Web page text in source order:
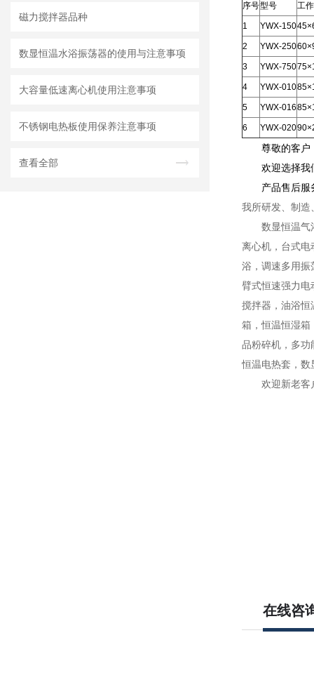
磁力搅拌器品种
数显恒温水浴振荡器的使用与注意事项
大容量低速离心机使用注意事项
不锈钢电热板使用保养注意事项
查看全部
序号型号 工
1 YWX-150
2 YWX-250
3 YWX-750
4 YWX-010
5 YWX-016
6 YWX-020
尊敬的客户
欢迎选择我
产品售后服
我所研发、制造
数显恒温气
离心机，台式电
浴，调速多用振
臂式恒速强力电
搅拌器，油浴恒
箱，恒温恒湿箱
品粉碎机，多功
恒温电热套，数
欢迎新老客
在线咨